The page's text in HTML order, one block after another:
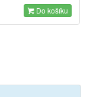
Do košíku